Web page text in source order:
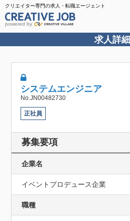
クリエイター専門の求人・転職エージェント
powered by
求人詳細
システムエンジニア
No.JN00482730
正社員
募集要項
企業名
イベントプロデュース企業
職種